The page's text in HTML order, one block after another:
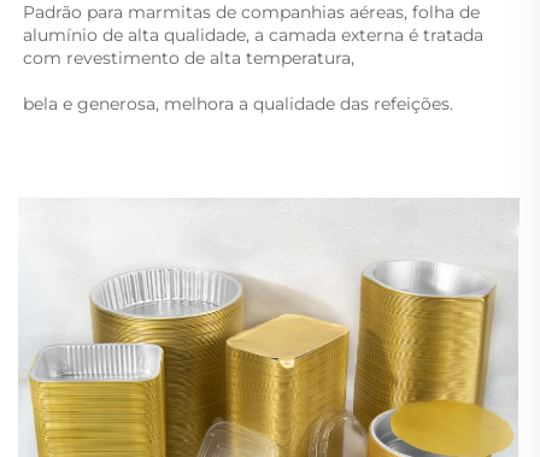
Padrão para marmitas de companhias aéreas, folha de
alumínio de alta qualidade, a camada externa é tratada
com revestimento de alta temperatura,
bela e generosa, melhora a qualidade das refeições.